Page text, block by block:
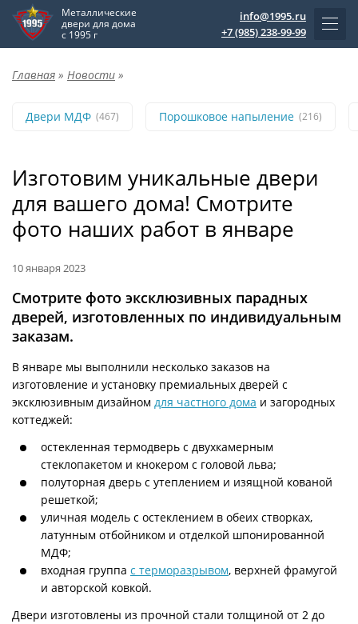
Металлические
двери для дома
с 1995 г
info@1995.ru
+7 (985) 238-99-99
Главная » Новости »
Двери МДФ (467) Порошковое напыление (216)
Изготовим уникальные двери
для вашего дома! Смотрите
фото наших работ в январе
10 января 2023
Смотрите фото эксклюзивных парадных
дверей, изготовленных по индивидуальным
заказам.
В январе мы выполнили несколько заказов на
изготовление и установку премиальных дверей с
эксклюзивным дизайном для частного дома и загородных
коттеджей:
остекленная термодверь с двухкамерным
стеклопакетом и кнокером с головой льва;
полуторная дверь с утеплением и изящной кованой
решеткой;
уличная модель с остеклением в обеих створках,
латунным отбойником и отделкой шпонированной
МДФ;
входная группа с терморазрывом, верхней фрамугой
и авторской ковкой.
Двери изготовлены из прочной стали толщиной от 2 до